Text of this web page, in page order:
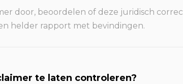
door, beoordelen of deze juridisch
helder rapport met bevindingen.
te laten controleren?